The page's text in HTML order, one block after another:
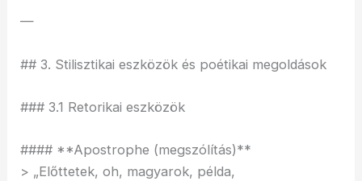
—
## 3. Stilisztikai eszközök és poétikai megoldások
### 3.1 Retorikai eszközök
#### **Apostrophe (megszólítás)**
> „Előttetek, oh, magyarok, példa,